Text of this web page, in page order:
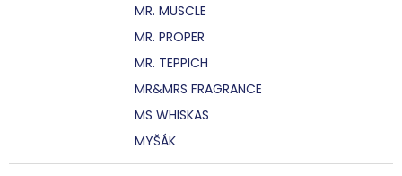
MR. MUSCLE
MR. PROPER
MR. TEPPICH
MR&MRS FRAGRANCE
MS WHISKAS
MYŠÁK